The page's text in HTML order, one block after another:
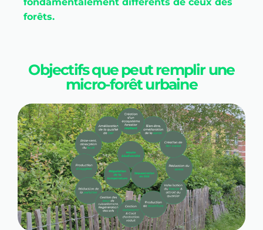
forêts.
Objectifs que peut remplir une
micro-forêt urbaine